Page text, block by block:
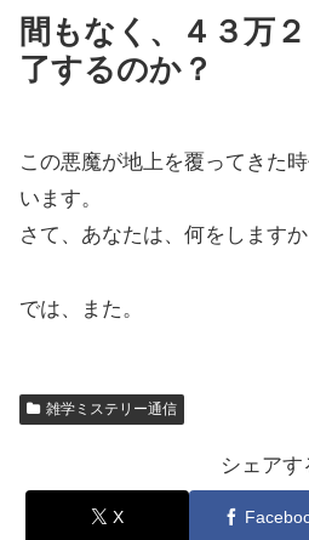
間もなく、４３万
了するのか？
この悪魔が地上を覆ってきた
います。
さて、あなたは、何をしますか
では、また。
雑学ミステリー通信
シェアす
X